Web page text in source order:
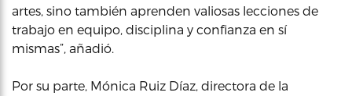
artes, sino también aprenden valiosas lecciones de
trabajo en equipo, disciplina y confianza en sí
mismas”, añadió.
Por su parte, Mónica Ruiz Díaz, directora de la